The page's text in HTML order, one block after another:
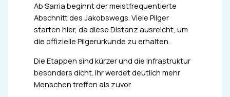
Ab Sarria beginnt der meistfrequentierte
Abschnitt des Jakobswegs. Viele Pilger
starten hier, da diese Distanz ausreicht, um
die offizielle Pilgerurkunde zu erhalten.
Die Etappen sind kürzer und die Infrastruktur
besonders dicht. Ihr werdet deutlich mehr
Menschen treffen als zuvor.